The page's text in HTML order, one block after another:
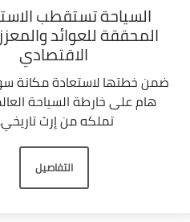
السياحة تستقطب
المحققة للعوائد
الاقتصادي
ضمن خطتها لاستعادة مكانة
هام على خارطة السياحة
تملكه من إرث
التفاصيل